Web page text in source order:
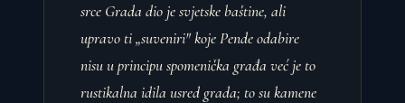
srce Grada dio je svjetske baštine, ali
upravo ti „suveniri" koje Pende odabire
nisu u principu spomenička građa već je to
rustikalna idila usred grada; to su kamene